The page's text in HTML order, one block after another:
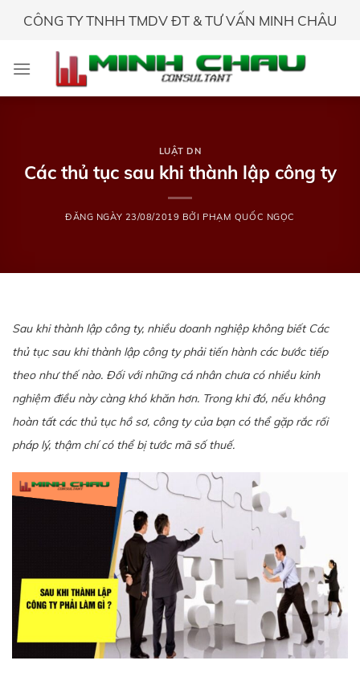
CÔNG TY TNHH TMDV ĐT & TƯ VẤN MINH CHÂU
LUẬT DN
Các thủ tục sau khi thành lập công ty
ĐĂNG NGÀY 23/08/2019 BỞI PHẠM QUỐC NGỌC
Sau khi thành lập công ty, nhiều doanh nghiệp không biết Các
thủ tục sau khi thành lập công ty phải tiến hành các bước tiếp
theo như thế nào. Đối với những cá nhân chưa có nhiều kinh
nghiệm điều này càng khó khăn hơn. Trong khi đó, nếu không
hoàn tất các thủ tục hồ sơ, công ty của bạn có thể gặp rắc rối
pháp lý, thậm chí có thể bị tước mã số thuế.